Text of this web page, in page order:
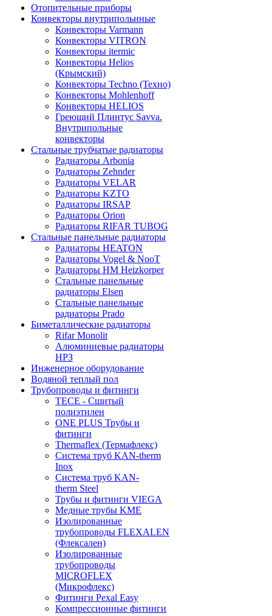
Отопительные приборы
Конвекторы внутрипольнные
Конвекторы Varmann
Конвекторы VITRON
Конвекторы itermic
Конвекторы Helios
(Крымский)
Конвекторы Techno (Техно)
Конвекторы Mohlenhoff
Конвекторы HELIOS
Греющий Плинтус Savva.
Внутрипольные
конвекторы
Стальные трубчатые радиаторы
Радиаторы Arbonia
Радиаторы Zehnder
Радиаторы VELAR
Радиаторы KZTO
Радиаторы IRSAP
Радиаторы Orion
Радиаторы RIFAR TUBOG
Стальные панельные радиаторы
Радиаторы HEATON
Радиаторы Vogel & NooT
Радиаторы HM Heizkorper
Стальные панельные
радиаторы Elsen
Стальные панельные
радиаторы Prado
Биметаллические радиаторы
Rifar Monolit
Алюминиевые радиаторы
НРЗ
Инженерное оборудование
Водяной теплый пол
Трубопроводы и фитинги
ТЕСЕ - Сшитый
полиэтилен
ONE PLUS Трубы и
фитинги
Thermaflex (Термафлекс)
Система труб KAN-therm
Inox
Система труб KAN-
therm Steel
Трубы и фитинги VIEGA
Медные трубы KME
Изолированные
трубопроводы FLEXALEN
(Флексален)
Изолированные
трубопроводы
MICROFLEX
(Микрофлекс)
Фитинги Pexal Easy
Компрессионные фитинги